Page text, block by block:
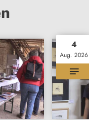
4
Aug. 2026